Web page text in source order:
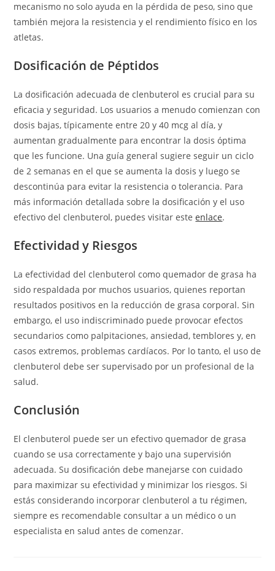
mecanismo no solo ayuda en la pérdida de peso, sino que
también mejora la resistencia y el rendimiento físico en los
atletas.
Dosificación de Péptidos
La dosificación adecuada de clenbuterol es crucial para su
eficacia y seguridad. Los usuarios a menudo comienzan con
dosis bajas, típicamente entre 20 y 40 mcg al día, y
aumentan gradualmente para encontrar la dosis óptima
que les funcione. Una guía general sugiere seguir un ciclo
de 2 semanas en el que se aumenta la dosis y luego se
descontinúa para evitar la resistencia o tolerancia. Para
más información detallada sobre la dosificación y el uso
efectivo del clenbuterol, puedes visitar esteenlace.
Efectividad y Riesgos
La efectividad del clenbuterol como quemador de grasa ha
sido respaldada por muchos usuarios, quienes reportan
resultados positivos en la reducción de grasa corporal. Sin
embargo, el uso indiscriminado puede provocar efectos
secundarios como palpitaciones, ansiedad, temblores y, en
casos extremos, problemas cardíacos. Por lo tanto, el uso de
clenbuterol debe ser supervisado por un profesional de la
salud.
Conclusión
El clenbuterol puede ser un efectivo quemador de grasa
cuando se usa correctamente y bajo una supervisión
adecuada. Su dosificación debe manejarse con cuidado
para maximizar su efectividad y minimizar los riesgos. Si
estás considerando incorporar clenbuterol a tu régimen,
siempre es recomendable consultar a un médico o un
especialista en salud antes de comenzar.